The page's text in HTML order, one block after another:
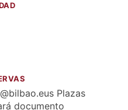
Plazas
documento